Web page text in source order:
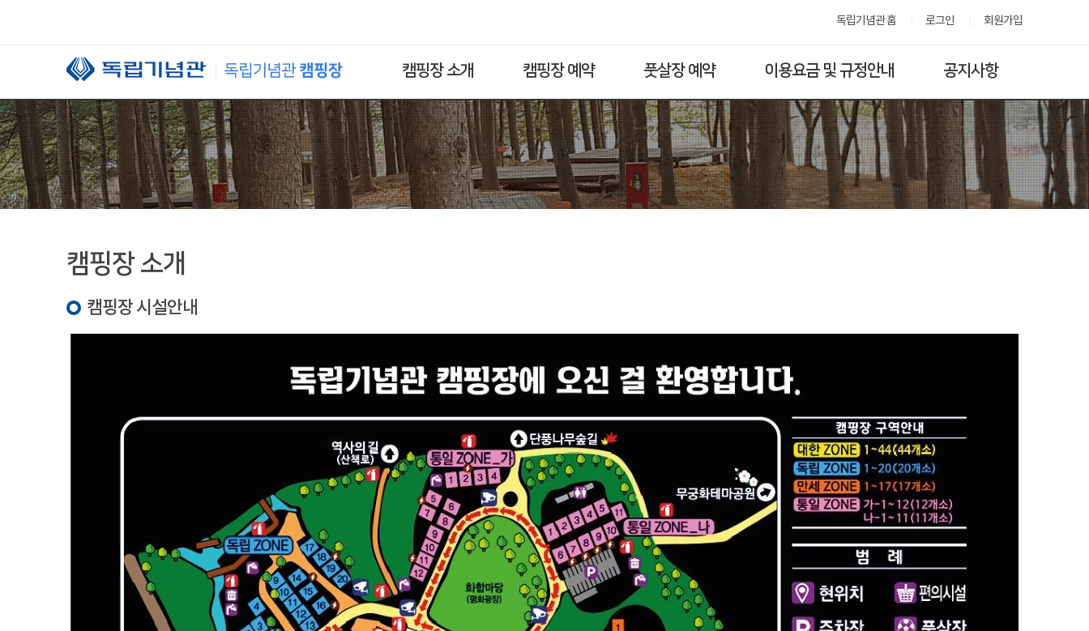
독립기념관 홈 로그인 회원가입
캠핑장 소개 캠핑장 예약 풋살장 예약 이용요금 및 규정안내 공지사항
캠핑장 소개
캠핑장 시설안내